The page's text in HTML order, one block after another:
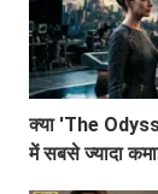
क्या 'The
में सबसे ज्यादा